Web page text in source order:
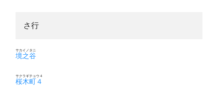
さ行
境之谷
サカイノタニ
桜木町４
サクラギチョウ４